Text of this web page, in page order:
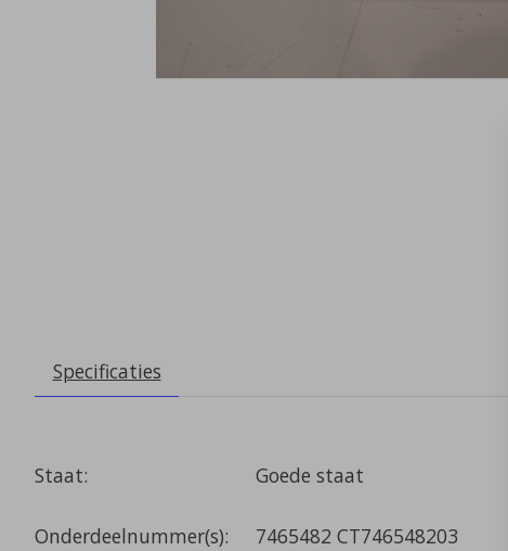
Specificaties
Staat: Goede staat
Onderdeelnummer(s): 7465482 CT746548203